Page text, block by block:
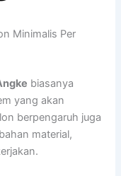
Minimalis Per
biasanya
yang akan
berpengaruh juga
material,